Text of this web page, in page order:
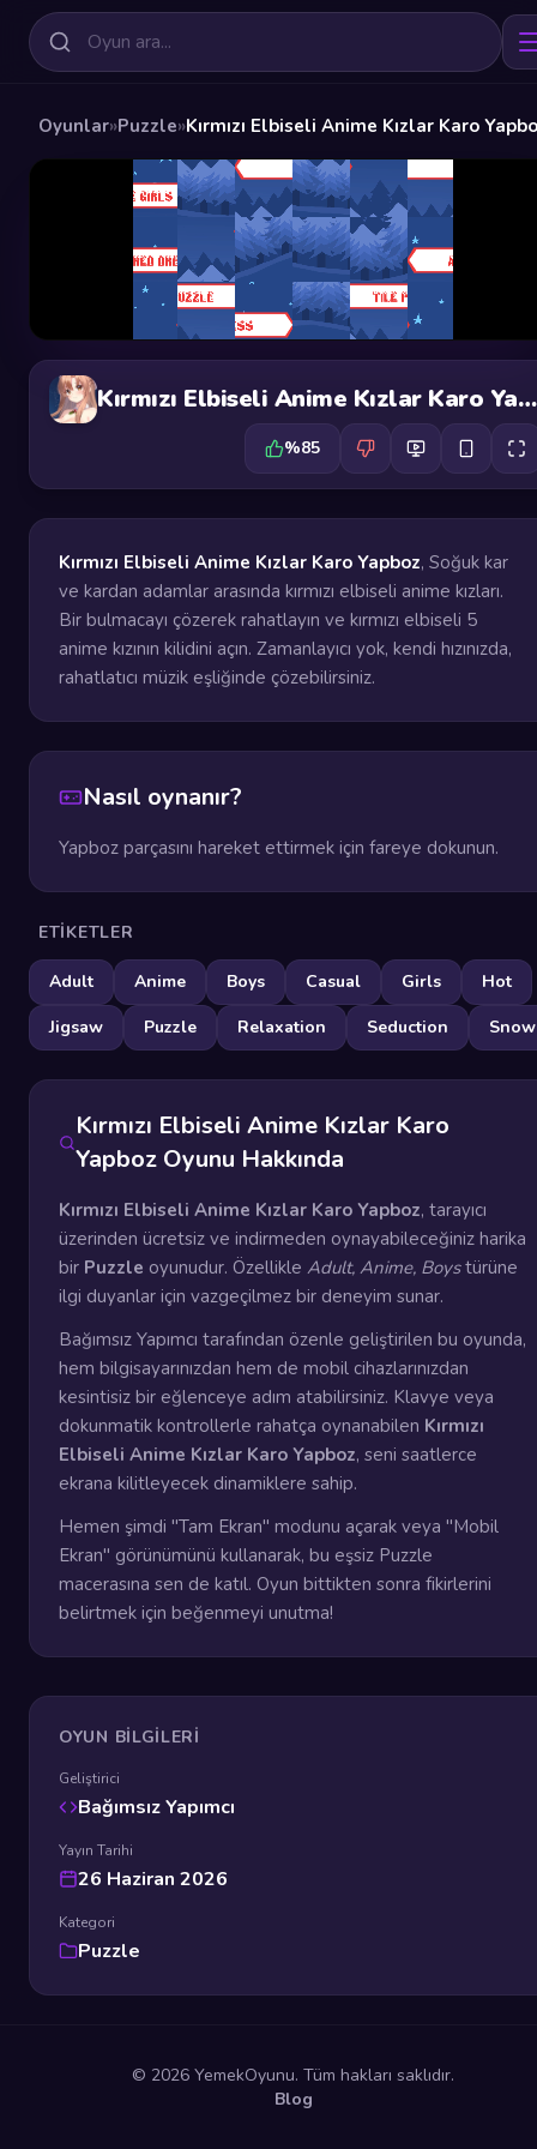
Oyunlar»Puzzle»Kırmızı Elbiseli Anime Kızlar Karo
Kırmızı Elbiseli Anime Kızlar Karo Yapboz
%85
Kırmızı Elbiseli Anime Kızlar Karo Yapboz, Soğuk kar
ve kardan adamlar arasında kırmızı elbiseli anime kızları.
Bir bulmacayı çözerek rahatlayın ve kırmızı elbiseli 5
anime kızının kilidini açın. Zamanlayıcı yok, kendi hızınızda,
rahatlatıcı müzik eşliğinde çözebilirsiniz.
Nasıl oynanır?
Yapboz parçasını hareket ettirmek için fareye dokunun.
ETIKETLER
Adult Anime Boys Casual Girls
Hot
Jigsaw
Puzzle Relaxation Seduction Snow
Kırmızı Elbiseli Anime Kızlar Karo
Yapboz Oyunu Hakkında
Kırmızı Elbiseli Anime Kızlar Karo Yapboz, tarayıcı
üzerinden ücretsiz ve indirmeden oynayabileceğiniz harika
bir Puzzle oyunudur. Özellikle Adult, Anime, Boystürüne
ilgi duyanlar için vazgeçilmez bir deneyim sunar.
Bağımsız Yapımcı tarafından özenle geliştirilen bu oyunda,
hem bilgisayarınızdan hem de mobil cihazlarınızdan
kesintisiz bir eğlenceye adım atabilirsiniz. Klavye veya
dokunmatik kontrollerle rahatça oynanabilen Kırmızı
Elbiseli Anime Kızlar Karo Yapboz, seni saatlerce
ekrana kilitleyecek dinamiklere sahip.
Hemen şimdi "Tam Ekran" modunu açarak veya "Mobil
Ekran" görünümünü kullanarak, bu eşsiz Puzzle
macerasına sen de katıl. Oyun bittikten sonra fikirlerini
belirtmek için beğenmeyi unutma!
OYUN BILGILERI
Geliştirici
Bağımsız Yapımcı
Yayın Tarihi
26 Haziran 2026
Kategori
Puzzle
© 2026 YemekOyunu. Tüm hakları saklıdır.
Blog